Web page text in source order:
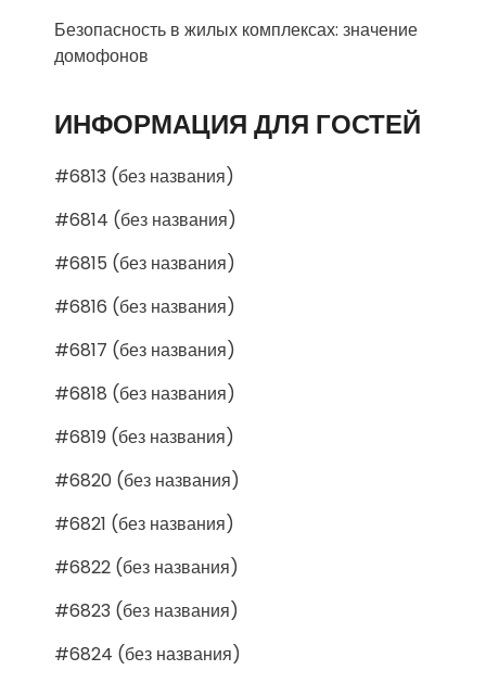
Безопасность в жилых комплексах: значение
домофонов
ИНФОРМАЦИЯ ДЛЯ ГОСТЕЙ
#6813 (без названия)
#6814 (без названия)
#6815 (без названия)
#6816 (без названия)
#6817 (без названия)
#6818 (без названия)
#6819 (без названия)
#6820 (без названия)
#6821 (без названия)
#6822 (без названия)
#6823 (без названия)
#6824 (без названия)